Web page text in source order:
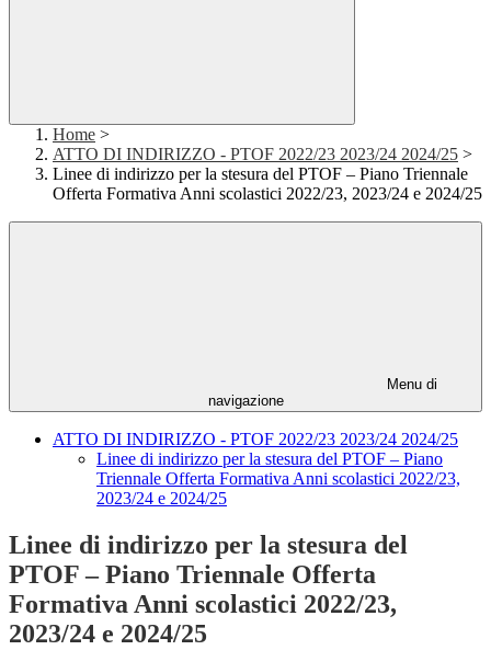
Home >
ATTO DI INDIRIZZO - PTOF 2022/23 2023/24 2024/25 >
Linee di indirizzo per la stesura del PTOF – Piano Triennale
Offerta Formativa Anni scolastici 2022/23, 2023/24 e 2024/25
Menu di
navigazione
ATTO DI INDIRIZZO - PTOF 2022/23 2023/24 2024/25
Linee di indirizzo per la stesura del PTOF – Piano
Triennale Offerta Formativa Anni scolastici 2022/23,
2023/24 e 2024/25
Linee di indirizzo per la stesura del
PTOF – Piano Triennale Offerta
Formativa Anni scolastici 2022/23,
2023/24 e 2024/25